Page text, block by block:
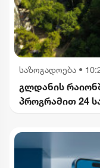
საზოგადოება •
გლდანის
პროგრამით 24